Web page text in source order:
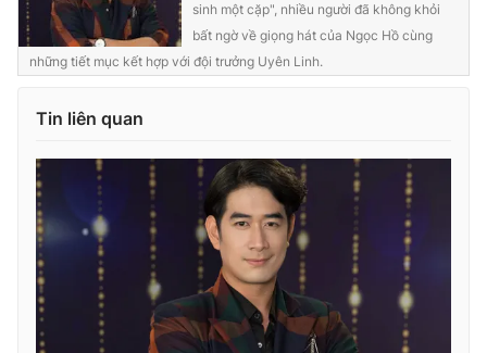
sinh một cặp", nhiều người đã không khỏi
bất ngờ về giọng hát của Ngọc Hồ cùng
những tiết mục kết hợp với đội trưởng Uyên Linh.
Tin liên quan